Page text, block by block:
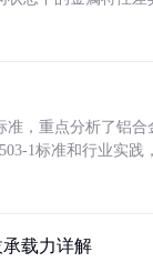
，重点分析了铝
1标准和行业实践
载力详解